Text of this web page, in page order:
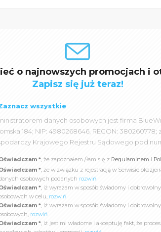
o najnowszych promocjach i
Zapisz się już teraz!
wszystkie
danych osobowych jest firma
184; NIP: 4980268646, REGON:
Krajowego Rejestru Sądowego pod
*, że zapoznałem /łam się z Regulaminem i
*, że w związku z rejestracją w Serwisie
osobowych podanych rozwiń
*, iż wyrażam w sposób świadomy i
w celu, rozwiń
*, iż wyrażam w sposób świadomy i
rozwiń
*, iż jest mi wiadome i akceptuję fakt, że